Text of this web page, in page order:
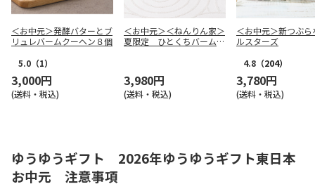
＜お中元＞発酵バターとブ
リュレバームクーヘン８個
5.0 （1）
3,000円
(送料・税込)
＜お中元＞＜ねんりん家＞
夏限定 ひとくちバーム詰
3,980円
(送料・税込)
＜お中元＞新つぶら
ルスターズ
4.8 （204）
3,780円
(送料・税込)
ゆうゆうギフト 2026年ゆうゆうギフト東日本
お中元 注意事項